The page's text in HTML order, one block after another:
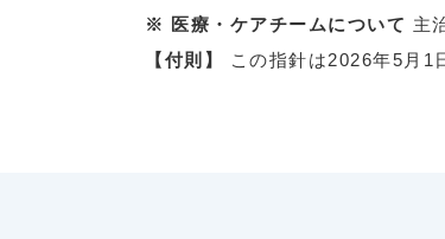
※ 医療・ケアチームについて 主
【付則】
この指針は2026年5月1